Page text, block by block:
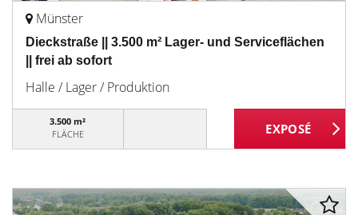
Münster
Dieckstraße || 3.500 m² Lager- und Serviceflächen
|| frei ab sofort
Halle / Lager / Produktion
3.500 m²
FLÄCHE